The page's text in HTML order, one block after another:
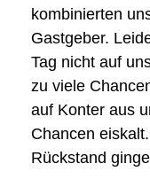
kombinierten
Gastgeber.
Tag nicht auf
zu viele
auf Konter aus
Chancen
Rückstand